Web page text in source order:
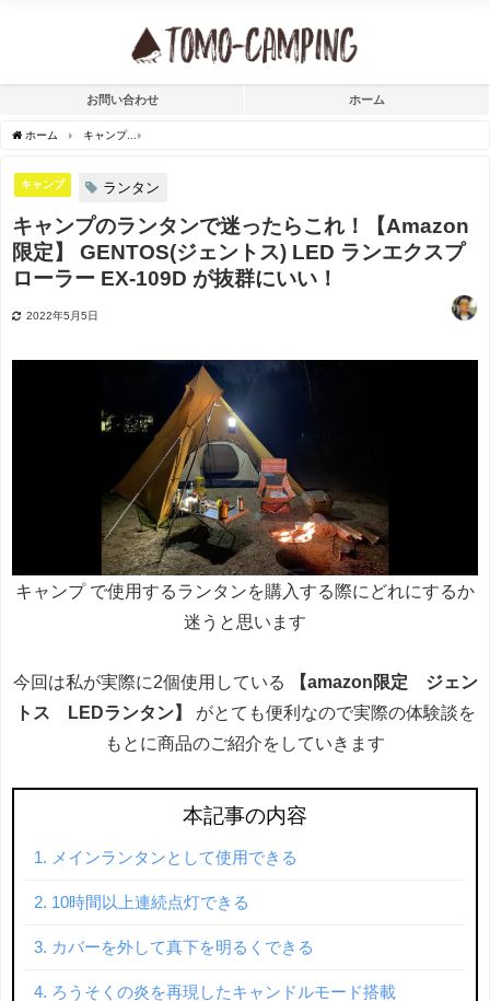
お問い合わせ ホーム
ホーム キャンプ
キャンプ ランタン
キャンプのランタンで迷ったらこれ！【Amazon
限定】 GENTOS(ジェントス) LED ランエクスプ
ローラー EX-109D が抜群にいい！
2022年5月5日
キャンプ で使用するランタンを購入する際にどれにするか
迷うと思います
今回は私が実際に2個使用している
【amazon限定 ジェン
トス LEDランタン】
がとても便利なので実際の体験談を
もとに商品のご紹介をしていきます
本記事の内容
メインランタンとして使用できる
10時間以上連続点灯できる
カバーを外して真下を明るくできる
ろうそくの炎を再現したキャンドルモード搭載